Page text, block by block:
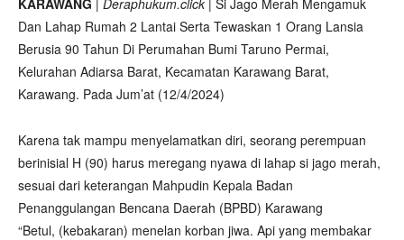
KARAWANG | Deraphukum.click | Si Jago Merah Mengamuk
Dan Lahap Rumah 2 Lantai Serta Tewaskan 1 Orang Lansia
Berusia 90 Tahun Di Perumahan Bumi Taruno Permai,
Kelurahan Adiarsa Barat, Kecamatan Karawang Barat,
Karawang. Pada Jum’at (12/4/2024)
Karena tak mampu menyelamatkan diri, seorang perempuan
berinisial H (90) harus meregang nyawa di lahap si jago merah,
sesuai dari keterangan Mahpudin Kepala Badan
Penanggulangan Bencana Daerah (BPBD) Karawang
“Betul, (kebakaran) menelan korban jiwa. Api yang membakar